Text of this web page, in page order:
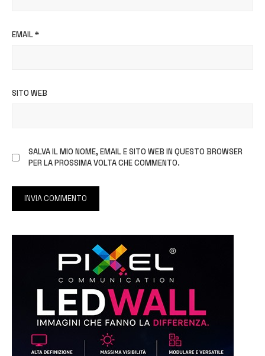
EMAIL*
SITO WEB
SALVA IL MIO NOME, EMAIL E SITO WEB IN QUESTO BROWSER
PER LA PROSSIMA VOLTA CHE COMMENTO.